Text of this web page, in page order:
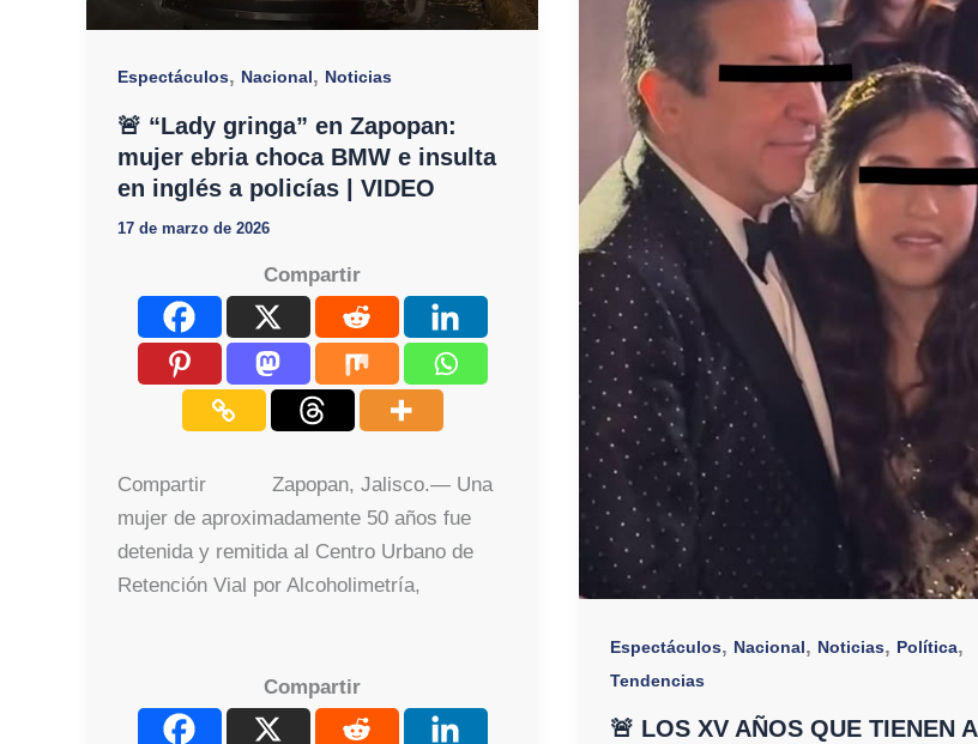
Espectáculos, Nacional, Noticias
🚨 “Lady gringa” en Zapopan:
mujer ebria choca BMW e insulta
en inglés a policías | VIDEO
17 de marzo de 2026
Compartir
Compartir Zapopan, Jalisco.— Una
mujer de aproximadamente 50 años fue
detenida y remitida al Centro Urbano de
Retención Vial por Alcoholimetría,
Compartir
Espectáculos, Nacional, Noticias, Política,
Tendencias
🚨 LOS XV AÑOS QUE TIENEN A